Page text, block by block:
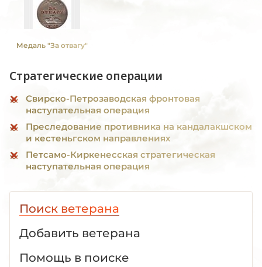
Медаль "За отвагу"
Стратегические операции
Свирско-Петрозаводская фронтовая
наступательная операция
Преследование противника на кандалакшском
и кестеньгском направлениях
Петсамо-Киркенесская стратегическая
наступательная операция
Поиск ветерана
Добавить ветерана
Помощь в поиске